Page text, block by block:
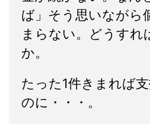
ば」そう思いながら
まらない。どうすれ
か。
たった1件きまれば
のに・・・。